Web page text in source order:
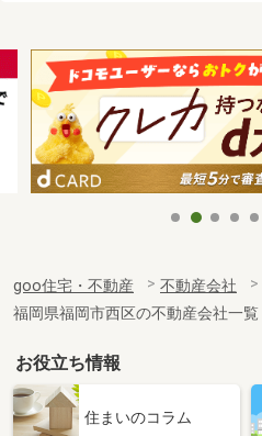
goo住宅・不動産 不動産会社
福岡県福岡市西区の不動産会社一覧
お役立ち情報
住まいのコラム